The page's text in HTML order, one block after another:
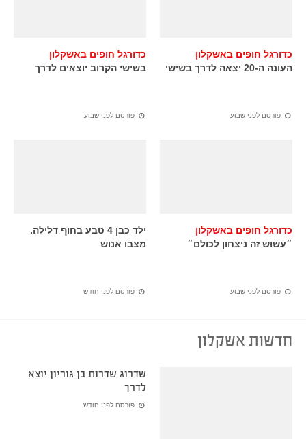
כדורגל חופים באשקלון
העונה ה-20 יצאה לדרך בשישי
פורסם לפני שבוע
כדורגל חופים באשקלון
בשישי הקרוב יוצאים לדרך
פורסם לפני שבוע
כדורגל חופים באשקלון
״עשוש זה ניצחון לכולם״
פורסם לפני שבוע
ילד כבן 4 טבע בחוף דלילה.
מצבו אנוש
פורסם לפני חודש
חדשות אשקלון
שדרוג שדרות בן גוריון יוצא
לדרך
פורסם לפני חודש